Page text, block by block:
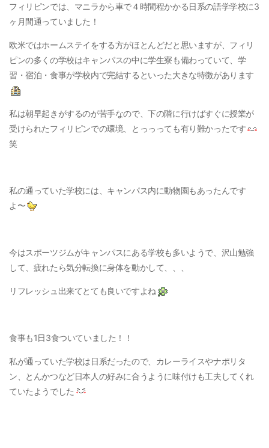
フィリピンでは、マニラから車で４時間程かかる日系の語学学校に3
ヶ月間通っていました！
欧米ではホームステイをする方がほとんどだと思いますが、フィリ
ピンの多くの学校はキャンパスの中に学生寮も備わっていて、学
習・宿泊・食事が学校内で完結するといった大きな特徴があります
私は朝早起きがするのが苦手なので、下の階に行けばすぐに授業が
受けられたフィリピンでの環境、とっっっても有り難かったです
笑
私の通っていた学校には、キャンパス内に動物園もあったんです
よ〜
今はスポーツジムがキャンパスにある学校も多いようで、沢山勉強
して、疲れたら気分転換に身体を動かして、、、
リフレッシュ出来てとても良いですよね
食事も1日3食ついていました！！
私が通っていた学校は日系だったので、カレーライスやナポリタ
ン、とんかつなど日本人の好みに合うように味付けも工夫してくれ
ていたようでした